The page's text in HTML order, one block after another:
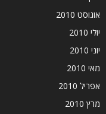
אוגוסט 2010
יולי 2010
יוני 2010
מאי 2010
אפריל 2010
מרץ 2010